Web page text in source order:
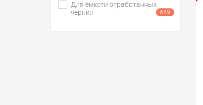
Для ёмксти отработанных
чернил
659